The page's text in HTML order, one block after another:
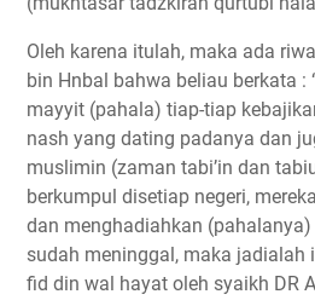
Oleh karena itulah, maka ada
bin Hnbal bahwa beliau berkata :
mayyit (pahala) tiap-tiap
nash yang dating padanya dan
muslimin (zaman tabi’in dan
berkumpul disetiap negeri,
dan menghadiahkan
sudah meninggal, maka jadialah
fid din wal hayat oleh syaikh DR